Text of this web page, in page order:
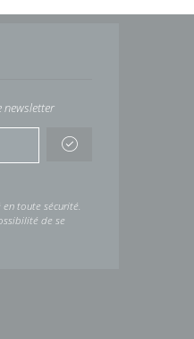
newsletter
toute sécurité.
de se